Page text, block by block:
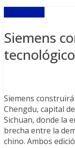
Tecnología
Siemens
Siemens
Chengdu, capital
Sichuan, donde la
brecha entre la
chino. Ambos